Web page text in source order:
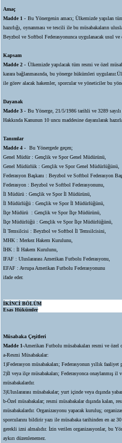
Amaç
Madde 1 - Bu Yönergenin amacı; Ülkemizde yapılan
hazırlığı, oynanması ve tescili ile bu müsabakaların
Beyzbol ve Softbol Federasyonunca uygulanacak usul ve
Kapsam
Madde 2 - Ülkemizde yapılacak tüm resmi ve özel
karara bağlanmasında, bu yönerge hükümleri
ile görev alacak hakemler, sporcular ve yöneticiler bu
Dayanak
Madde 3 - Bu Yönerge, 21/5/1986 tarihli ve 3289
Hakkında Kanunun 10 uncu maddesine dayanılarak
Tanımlar
Madde 4 -
Bu Yönergede geçen;
Genel Müdür : Gençlik ve Spor Genel Müdürünü,
Genel Müdürlük : Gençlik ve Spor Genel Müdürlüğünü,
Federasyon Başkanı : Beyzbol ve Softbol Federasyon
Federasyon : Beyzbol ve Softbol Federasyonunu,
İl Müdürü : Gençlik ve Spor İl Müdürünü,
İl Müdürlüğü : Gençlik ve Spor İl Müdürlüğünü,
İlçe Müdürü : Gençlik ve Spor İlçe Müdürünü,
İlçe Müdürlüğü : Gençlik ve Spor İlçe Müdürlüğünü,
İl Temsilcisi : Beyzbol ve Softbol İl Temsilcisini,
MHK : Merkez Hakem Kurulunu,
İHK : İl Hakem Kurulunu,
IFAF : Uluslararası Amerikan Futbolu Federasyonu,
EFAF : Avrupa Amerikan Futbolu Federasyonunu
ifade eder.
İKİNCİ BÖLÜM
Esas Hükümler
Müsabaka Çeşitleri
Madde 1-Amerikan Futbolu müsabakaları resmi ve özel
a-Resmi Müsabakalar:
1)Federasyon müsabakaları; Federasyonun yıllık faaliyet
2)İl veya ilçe müsabakaları; Federasyonca onaylanmış
müsabakalardır.
3)Uluslararası müsabakalar; yurt içinde veya dışında
b-Özel müsabakalar; resmi müsabakalar dışında kalan,
müsabakalardır. Organizasyonu yapacak kuruluş;
sporcularını bildirir yazı ile müsabaka tarihinden en az
gerekli izni almalıdır. İzin verilen organizasyonlar, bu
aykırı düzenlenemez.